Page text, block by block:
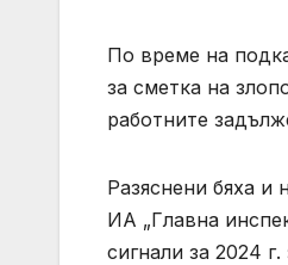
По време на
за сметка на
работните
Разяснени бяха и
ИА „Главна
сигнали за 2024